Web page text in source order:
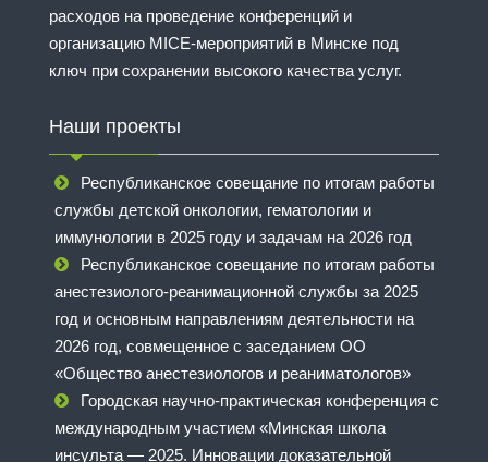
расходов на проведение конференций и
организацию MICE-мероприятий в Минске под
ключ при сохранении высокого качества услуг.
Наши проекты
Республиканское совещание по итогам работы
службы детской онкологии, гематологии и
иммунологии в 2025 году и задачам на 2026 год
Республиканское совещание по итогам работы
анестезиолого-реанимационной службы за 2025
год и основным направлениям деятельности на
2026 год, совмещенное с заседанием ОО
«Общество анестезиологов и реаниматологов»
Городская научно-практическая конференция с
международным участием «Минская школа
инсульта — 2025. Инновации доказательной